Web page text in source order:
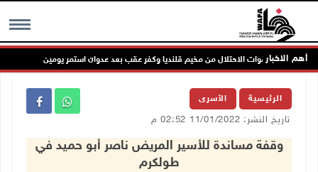
MENU أهم الاخبار
انسحاب قوات الاحتلال من مخيم قلنديا وكفر عقب بعد عدوان استمر يومين
الرئيسية الأسرى
تاريخ النشر: 11/01/2022 02:52 م
وقفة مساندة للأسير المريض ناصر أبو حميد في
طولكرم